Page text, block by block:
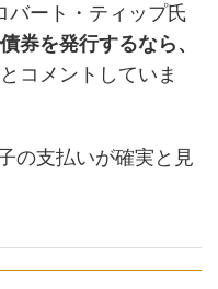
バート・ティップ氏
券を発行するなら、
とコメントしていま
の支払いが確実と見